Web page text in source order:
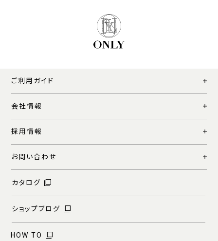
ご利用ガイド
会社情報
採用情報
お問い合わせ
カタログ
ショップブログ
HOW TO